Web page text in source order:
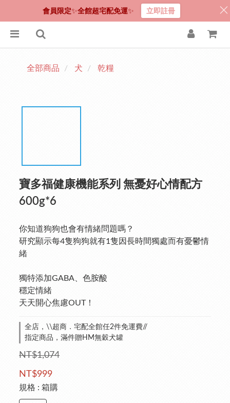
全部商品 犬 乾糧
寶多福健康機能系列 無憂好心情配方
600g*6
你知道狗狗也會有情緒問題嗎？
研究顯示每4隻狗狗就有1隻因長時間獨處而有憂鬱情
緒
獨特添加GABA、色胺酸
穩定情緒
天天開心焦慮OUT！
全店，\\超商．宅配全館任2件免運費//
指定商品，滿件贈HM無穀犬罐
NT$1,074
NT$999
規格 : 箱購
會員限定✨全館超宅配免運✨ 立即註冊